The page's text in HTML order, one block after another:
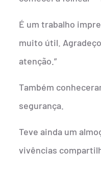
É um trabalho
muito útil.
atenção.”
Também
segurança.
Teve ainda um
vivências